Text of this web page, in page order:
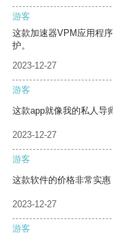
游客
这款加速器VPM应用程
护。
2023-12-27
游客
这款app就像我的私人导
2023-12-27
游客
这款软件的价格非常实惠
2023-12-27
游客